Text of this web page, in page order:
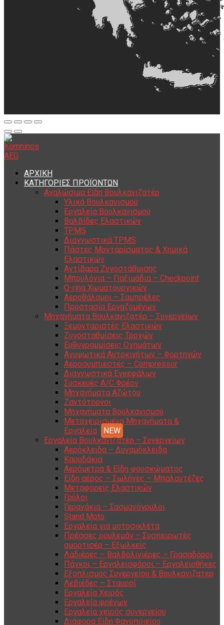
ΑΡΧΙΚΗ
ΚΑΤΗΓΟΡΙΕΣ ΠΡΟΪΟΝΤΩΝ
Αναλώσιμα Είδη Βουλκανιζατέρ
Υλικά Βουλκανισμού
Εργαλεία Βουλκανισμού
Βαλβίδες Ελαστικών
TPMS
Διαγνωστικά TPMS
Πάστες Μονταρίσματος & Χημικά
Ελαστικών
Αντίβαρα Ζυγοστάθμισης
Μπουλόνια – Παξιμάδια – Checkpoint
O-ring Χωματουργικών
Αεροθάλαμοι – Σαμπρέλες
Προστασία Εργαζομένων
Μηχανήματα Βουλκανιζατέρ – Συνεργείων
Ξεμονταριστές Ελαστικών
Ζυγοσταθμίσεις Τροχών
Ευθυγραμμίσεις Οχημάτων
Ανυψωτικά Αυτοκινήτων – Φορτηγών
Αεροσυμπιεστές – Compressor
Διαγνωστικά Εγκεφάλων
Συσκευές A/C Φρέον
Μηχανήματα Αζώτου
Ζαντότορνοι
Μηχανήματα Βουλκανισμού
Μεταχειρισμένα Μηχανήματα &
Εργαλεία
Εργαλεία Βουλκανιζατέρ – Συνεργείων
Αερόκλειδα – Δυναμόκλειδα
Καρυδάκια
Αερόμετρα & Είδη φουσκώματος
Είδη αέρος – Σωλήνες – Μπαλαντέζες
Μεταφορείς Ελαστικών
Γρύλοι
Γερανάκια – Σασμανόγρυλοι
Stand Moto
Εργαλεία για μοτοσικλέτα
Πρέσσες ρουλεμάν – Συσπειρωτές
αμορτισέρ – Εξωλκείς
Λαδιέρες – Βαλβολινιέρες – Γρασαδόροι
Πάγκοι – Εργαλειοφόροι – Εργαλειοθήκες
Εξοπλισμός Συνεργείου & Βουλκανιζατερ
Λεβιέδες – Σταυροί
Εργαλεία Χειρός
Εργαλεία φρένων
Εργαλεία χειρός συνεργείου
Διάφορα Είδη Φανοποιείου